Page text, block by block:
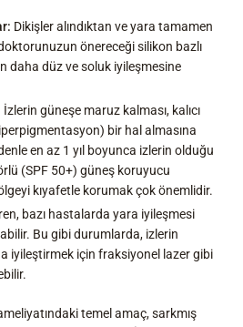
Dikişler alındıktan ve yara tamamen
önereceği silikon bazlı
daha düz ve soluk iyileşmesine
İzlerin güneşe maruz kalması, kalıcı
bir hal almasına
en az 1 yıl boyunca izlerin olduğu
(SPF 50+) güneş koruyucu
kıyafetle korumak çok önemlidir.
bazı hastalarda yara iyileşmesi
Bu gibi durumlarda, izlerin
iyileştirmek için fraksiyonel lazer gibi
temel amaç, sarkmış